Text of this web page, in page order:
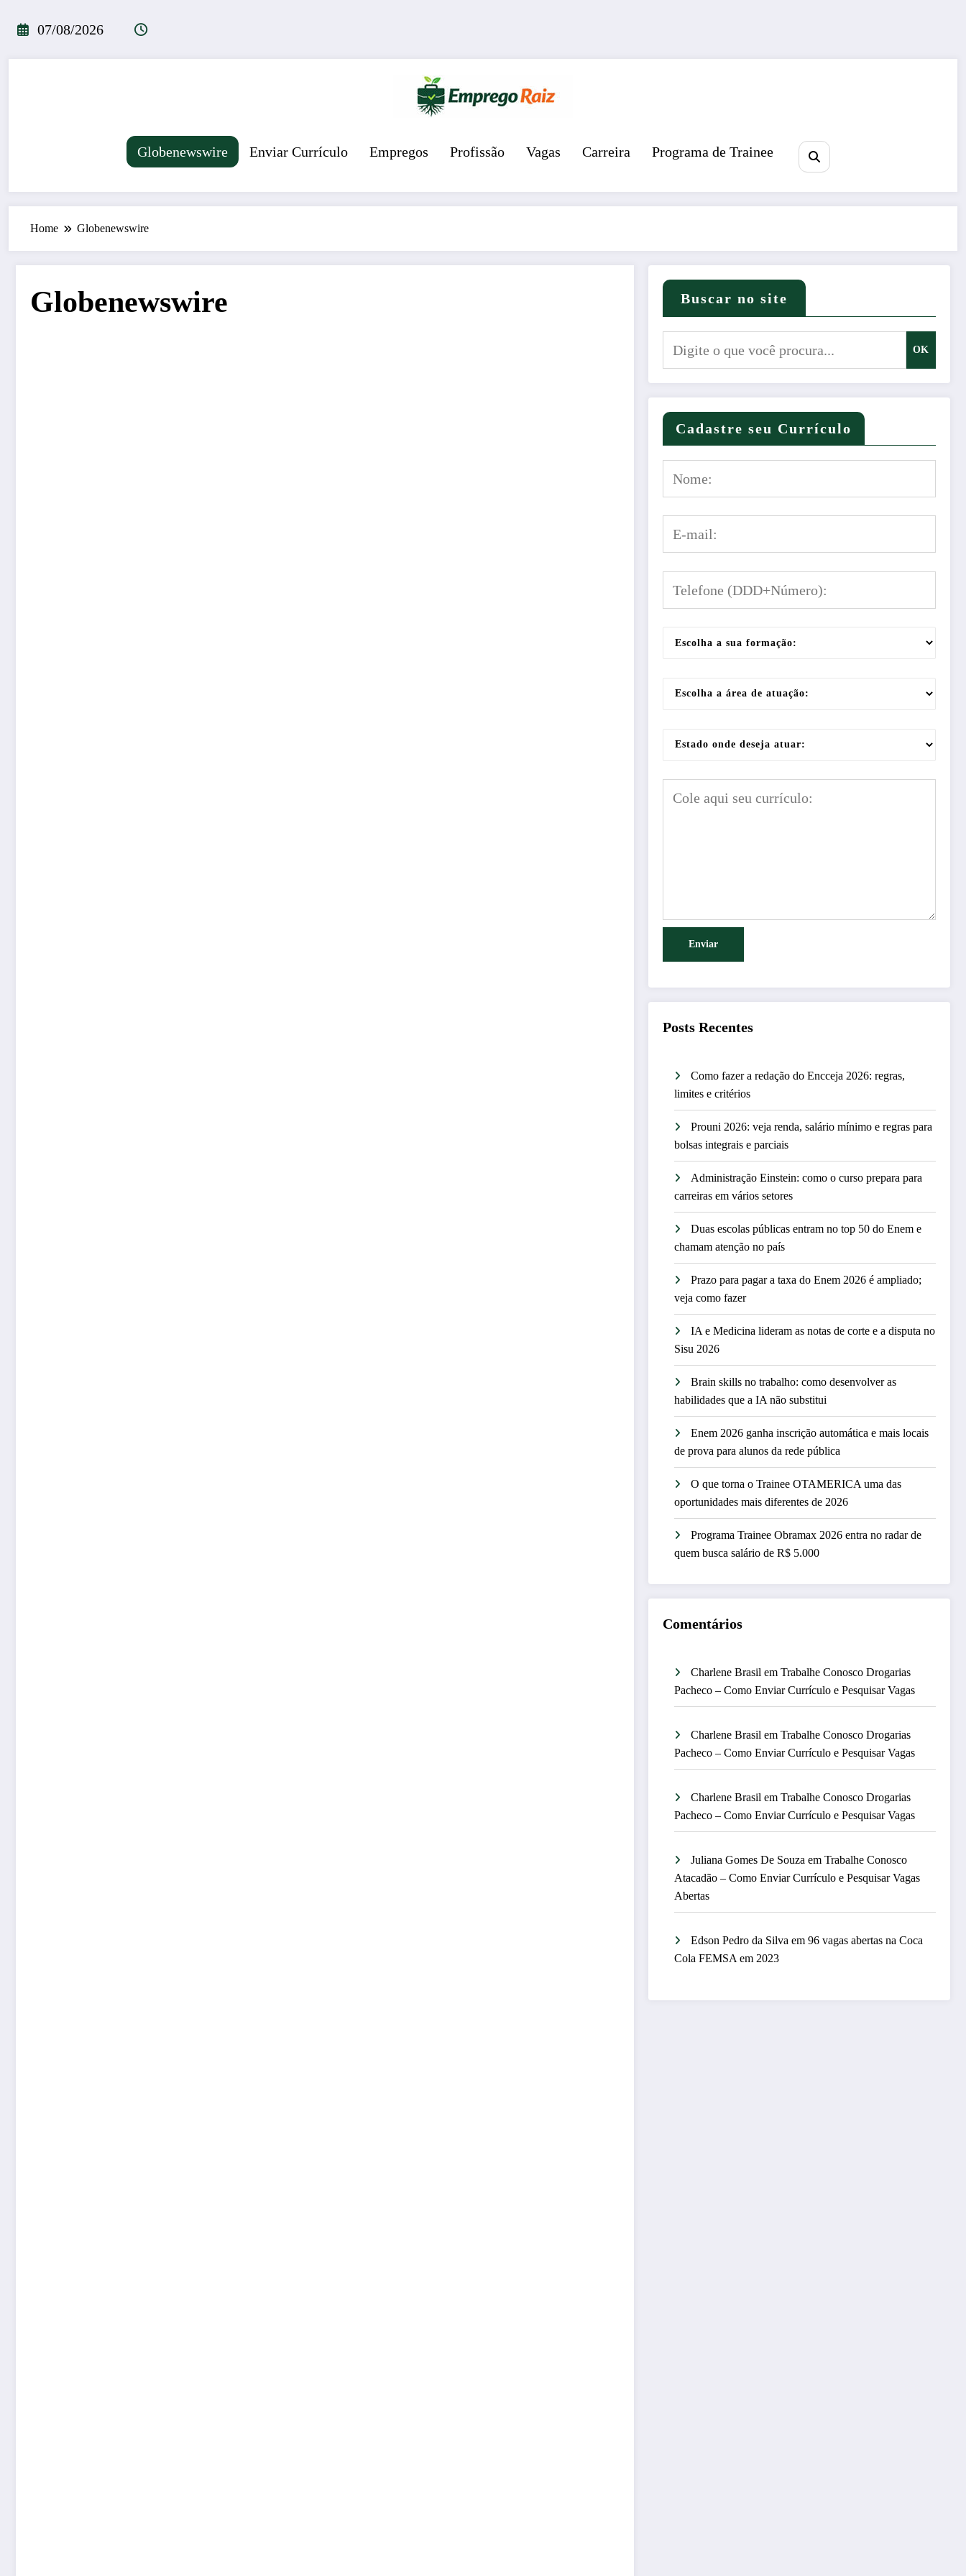
para
conteúdo
07/08/2026
Globenewswire Enviar Currículo Empregos Profissão Vagas Carreira Programa de Trainee
Home Globenewswire
Globenewswire Buscar no site
OK
Cadastre seu Currículo
Posts Recentes
Como fazer a redação do Encceja 2026: regras,
limites e critérios
Prouni 2026: veja renda, salário mínimo e regras para
bolsas integrais e parciais
Administração Einstein: como o curso prepara para
carreiras em vários setores
Duas escolas públicas entram no top 50 do Enem e
chamam atenção no país
Prazo para pagar a taxa do Enem 2026 é ampliado;
veja como fazer
IA e Medicina lideram as notas de corte e a disputa no
Sisu 2026
Brain skills no trabalho: como desenvolver as
habilidades que a IA não substitui
Enem 2026 ganha inscrição automática e mais locais
de prova para alunos da rede pública
O que torna o Trainee OTAMERICA uma das
oportunidades mais diferentes de 2026
Programa Trainee Obramax 2026 entra no radar de
quem busca salário de R$ 5.000
Comentários
Charlene Brasil emTrabalhe Conosco Drogarias
Pacheco – Como Enviar Currículo e Pesquisar Vagas
Charlene Brasil emTrabalhe Conosco Drogarias
Pacheco – Como Enviar Currículo e Pesquisar Vagas
Charlene Brasil emTrabalhe Conosco Drogarias
Pacheco – Como Enviar Currículo e Pesquisar Vagas
Juliana Gomes De Souza emTrabalhe Conosco
Atacadão – Como Enviar Currículo e Pesquisar Vagas
Abertas
Edson Pedro da Silva em96 vagas abertas na Coca
Cola FEMSA em 2023